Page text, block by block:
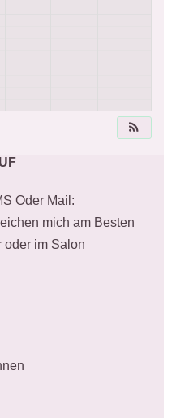
Oder Mail:
mich am Besten
oder im Salon